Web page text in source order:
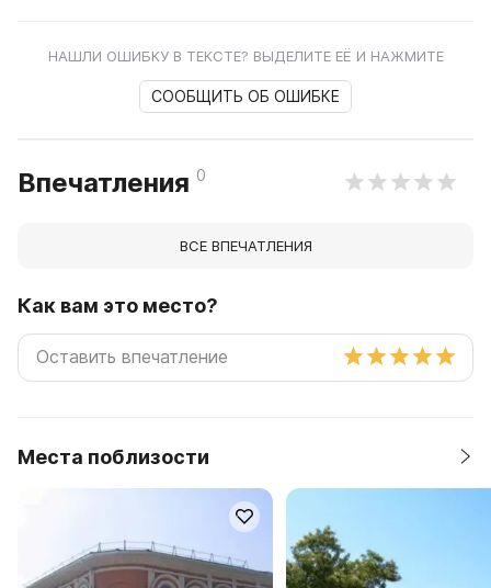
НАШЛИ ОШИБКУ В ТЕКСТЕ? ВЫДЕЛИТЕ ЕЁ И НАЖМИТЕ
СООБЩИТЬ ОБ ОШИБКЕ
Впечатления 0
ВСЕ ВПЕЧАТЛЕНИЯ
Как вам это место?
Места поблизости